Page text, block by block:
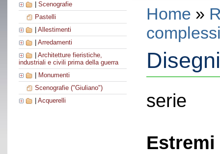
Scenografie
Pastelli
Allestimenti
Arredamenti
Architetture fieristiche,
industriali e civili prima della guerra
Monumenti
Scenografie ("Giuliano")
Acquerelli
Home »
serie